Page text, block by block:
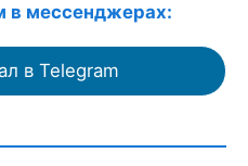
в мессенджерах:
в Telegram